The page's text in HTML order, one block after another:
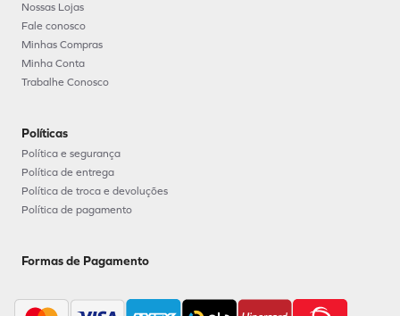
Nossas Lojas
Fale conosco
Minhas Compras
Minha Conta
Trabalhe Conosco
Políticas
Política e segurança
Política de entrega
Política de troca e devoluções
Política de pagamento
Formas de Pagamento